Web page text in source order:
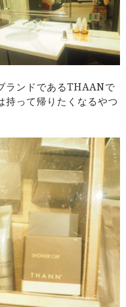
ランドであるTHAANで
持って帰りたくなるやつ